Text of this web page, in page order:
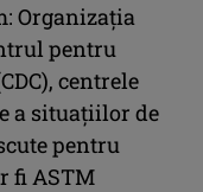
Organizația
pentru
centrele
a situațiilor de
pentru
fi ASTM